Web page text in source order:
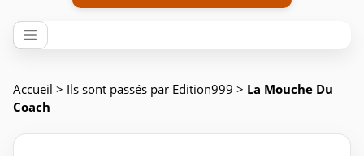
Accueil > Ils sont passés par Edition999 > La Mouche Du
Coach